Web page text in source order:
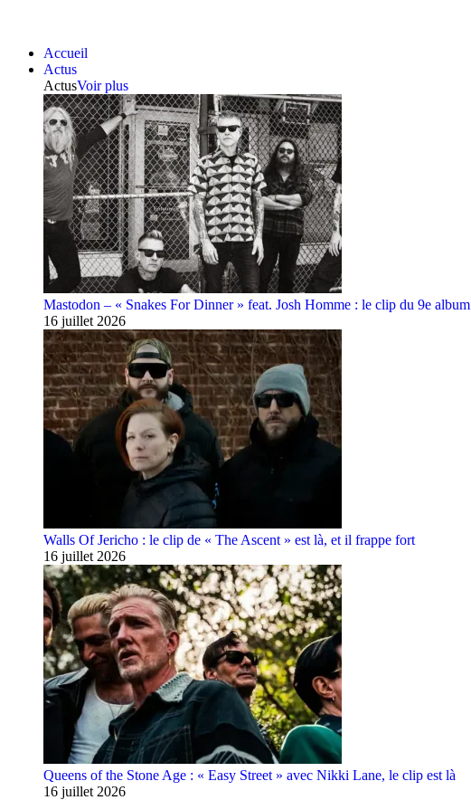
Accueil
Actus
ActusVoir plus
Mastodon – « Snakes For Dinner » feat. Josh Homme : le clip du 9e album
16 juillet 2026
Walls Of Jericho : le clip de « The Ascent » est là, et il frappe fort
16 juillet 2026
Queens of the Stone Age : « Easy Street » avec Nikki Lane, le clip est là
16 juillet 2026